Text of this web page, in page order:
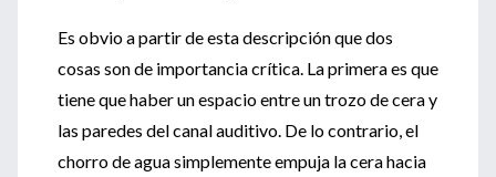
Es obvio a partir de esta descripción que dos
cosas son de importancia crítica. La primera es que
tiene que haber un espacio entre un trozo de cera y
las paredes del canal auditivo. De lo contrario, el
chorro de agua simplemente empuja la cera hacia